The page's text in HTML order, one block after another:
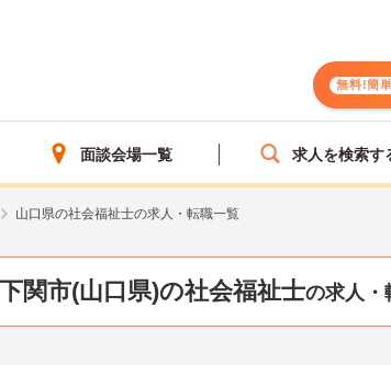
無料!簡
面談会場一覧 求人を検索す
山口県の社会福祉士の求人・転職一覧
下関市(山口県)の社会福祉士の求人・